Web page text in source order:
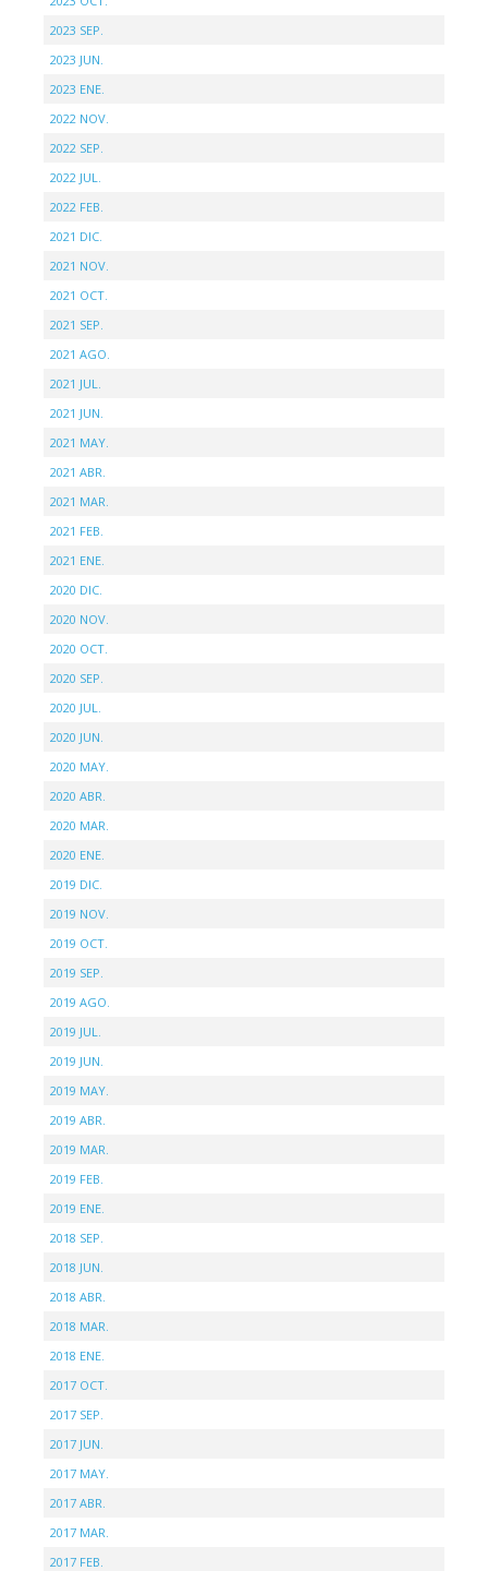
2023 SEP.
2023 JUN.
2023 ENE.
2022 NOV.
2022 SEP.
2022 JUL.
2022 FEB.
2021 DIC.
2021 NOV.
2021 OCT.
2021 SEP.
2021 AGO.
2021 JUL.
2021 JUN.
2021 MAY.
2021 ABR.
2021 MAR.
2021 FEB.
2021 ENE.
2020 DIC.
2020 NOV.
2020 OCT.
2020 SEP.
2020 JUL.
2020 JUN.
2020 MAY.
2020 ABR.
2020 MAR.
2020 ENE.
2019 DIC.
2019 NOV.
2019 OCT.
2019 SEP.
2019 AGO.
2019 JUL.
2019 JUN.
2019 MAY.
2019 ABR.
2019 MAR.
2019 FEB.
2019 ENE.
2018 SEP.
2018 JUN.
2018 ABR.
2018 MAR.
2018 ENE.
2017 OCT.
2017 SEP.
2017 JUN.
2017 MAY.
2017 ABR.
2017 MAR.
2017 FEB.